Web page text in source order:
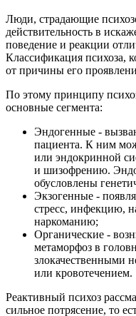
Люди, страдающие
действительность в
поведение и реакции
Классификация психоза,
от причины его
По этому принципу
основные сегмента:
Эндогенные -
пациента. К ним
или эндокринной
и шизофрению.
обусловлены
Экзогенные -
стресс, инфекцию,
наркоманию;
Органические -
метаморфоз в
злокачественными
или кровотечением.
Реактивный психоз
сильное потрясение, то